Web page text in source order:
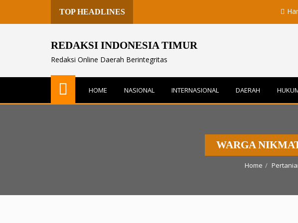
TOP HEADLINES Harita
REDAKSI INDONESIA TIMUR
Redaksi Online Daerah Berintegritas
HOME NASIONAL INTERNASIONAL DAERAH
WARGA
Home